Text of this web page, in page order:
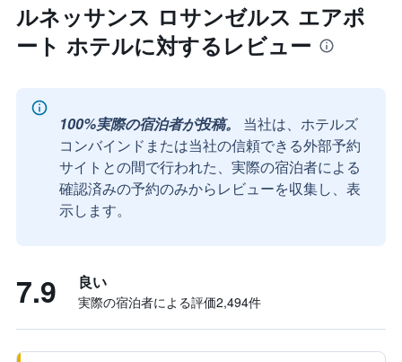
ルネッサンス ロサンゼルス エアポ
ート ホテルに対するレビュー
100%実際の宿泊者が投稿。
当社は、ホテルズ
コンバインドまたは当社の信頼できる外部予約
サイトとの間で行われた、実際の宿泊者による
確認済みの予約のみからレビューを収集し、表
示します。
7.9 良い
実際の宿泊者による評価2,494​件